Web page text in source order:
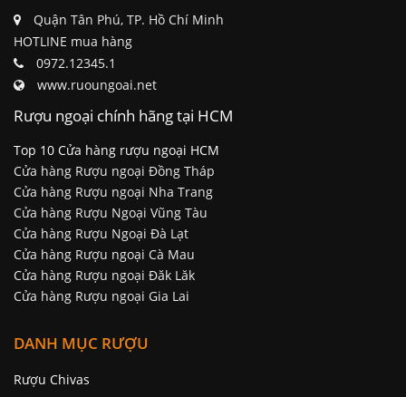
Quận Tân Phú, TP. Hồ Chí Minh
HOTLINE mua hàng
0972.12345.1
www.ruoungoai.net
Rượu ngoại chính hãng tại HCM
Top 10 Cửa hàng rượu ngoại HCM
Cửa hàng Rượu ngoại Đồng Tháp
Cửa hàng Rượu ngoại Nha Trang
Cửa hàng Rượu Ngoại Vũng Tàu
Cửa hàng Rượu Ngoại Đà Lạt
Cửa hàng Rượu ngoại Cà Mau
Cửa hàng Rượu ngoại Đăk Lăk
Cửa hàng Rượu ngoại Gia Lai
DANH MỤC RƯỢU
Rượu Chivas